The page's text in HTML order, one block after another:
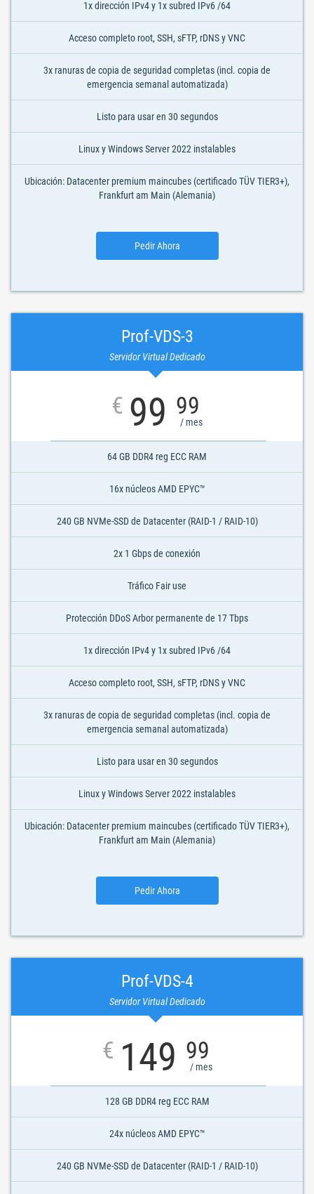
1x dirección IPv4 y 1x subred IPv6 /64
Acceso completo root, SSH, sFTP, rDNS y VNC
3x ranuras de copia de seguridad completas (incl. copia de
emergencia semanal automatizada)
Listo para usar en 30 segundos
Linux y Windows Server 2022 instalables
Ubicación: Datacenter premium maincubes (certificado TÜV TIER3+),
Frankfurt am Main (Alemania)
Pedir Ahora
Prof-VDS-3
Servidor Virtual Dedicado
€ 99 99
/ mes
64 GB DDR4 reg ECC RAM
16x núcleos AMD EPYC™
240 GB NVMe-SSD de Datacenter (RAID-1 / RAID-10)
2x 1 Gbps de conexión
Tráfico Fair use
Protección DDoS Arbor permanente de 17 Tbps
1x dirección IPv4 y 1x subred IPv6 /64
Acceso completo root, SSH, sFTP, rDNS y VNC
3x ranuras de copia de seguridad completas (incl. copia de
emergencia semanal automatizada)
Listo para usar en 30 segundos
Linux y Windows Server 2022 instalables
Ubicación: Datacenter premium maincubes (certificado TÜV TIER3+),
Frankfurt am Main (Alemania)
Pedir Ahora
Prof-VDS-4
Servidor Virtual Dedicado
€ 149 99
/ mes
128 GB DDR4 reg ECC RAM
24x núcleos AMD EPYC™
240 GB NVMe-SSD de Datacenter (RAID-1 / RAID-10)